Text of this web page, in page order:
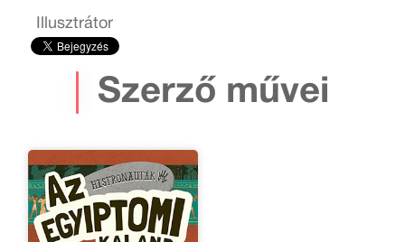
Illusztrátor
Szerző művei